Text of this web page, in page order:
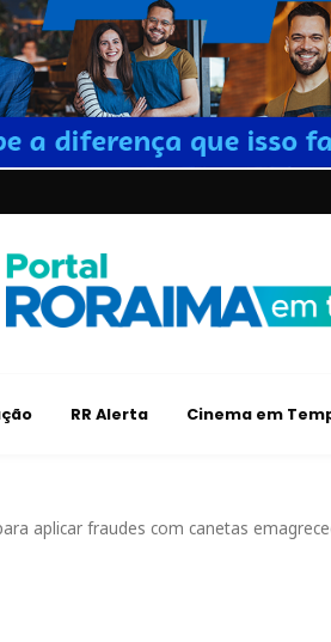
RR Alerta Cinema em
aplicar fraudes com canetas